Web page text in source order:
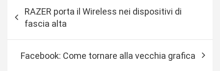
RAZER porta il Wireless nei dispositivi di
fascia alta
Facebook: Come tornare alla vecchia grafica